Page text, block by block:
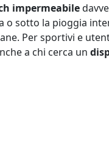
impermeabile
sotto la pioggia
Per sportivi e
a chi cerca un